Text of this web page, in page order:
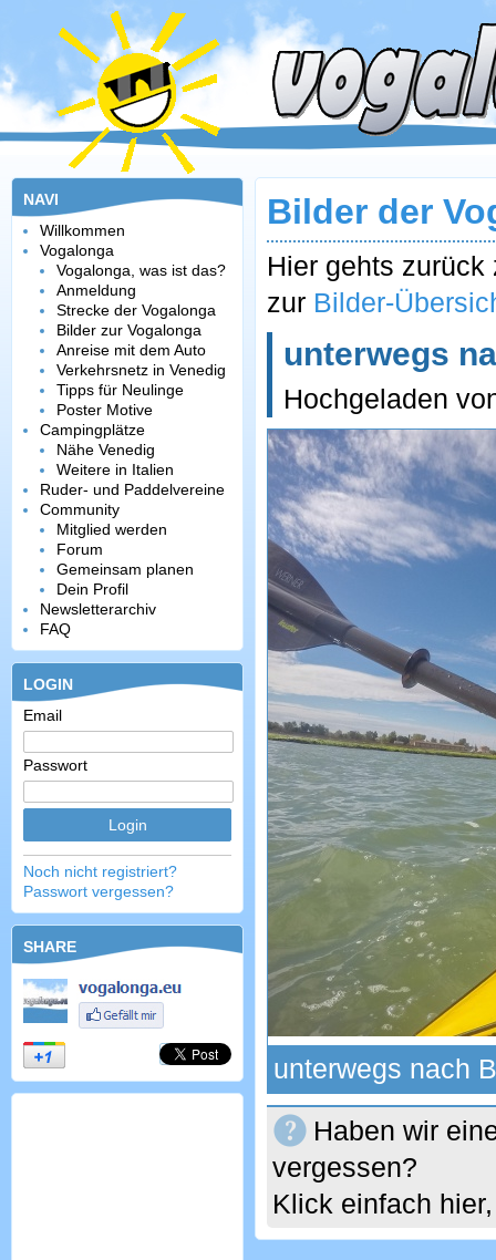
NAVI
Willkommen
Vogalonga
Vogalonga, was ist das?
Anmeldung
Strecke der Vogalonga
Bilder zur Vogalonga
Anreise mit dem Auto
Verkehrsnetz in Venedig
Tipps für Neulinge
Poster Motive
Campingplätze
Nähe Venedig
Weitere in Italien
Ruder- und Paddelvereine
Community
Mitglied werden
Forum
Gemeinsam planen
Dein Profil
Newsletterarchiv
FAQ
LOGIN
Email
Passwort
Noch nicht registriert?
Passwort vergessen?
SHARE
Bilder der
Hier gehts
zur Bilder-
unterwegs
Hochgeladen
unterwegs nach
Haben wir
vergessen?
Klick einfach